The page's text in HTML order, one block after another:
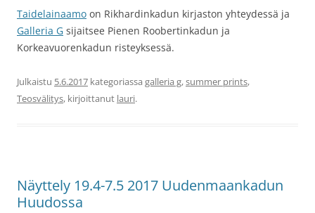
Taidelainaamo on Rikhardinkadun kirjaston yhteydessä ja
Galleria G sijaitsee Pienen Roobertinkadun ja
Korkeavuorenkadun risteyksessä.
Julkaistu 5.6.2017 kategoriassa galleria g,summer prints,
Teosvälitys, kirjoittanut lauri.
Näyttely 19.4-7.5 2017 Uudenmaankadun
Huudossa